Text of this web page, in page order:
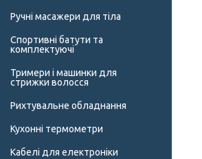
Ручні масажери для тіла
Спортивні батути та
комплектуючі
Тримери і машинки для
стрижки волосся
Рихтувальне обладнання
Кухонні термометри
Кабелі для електроніки